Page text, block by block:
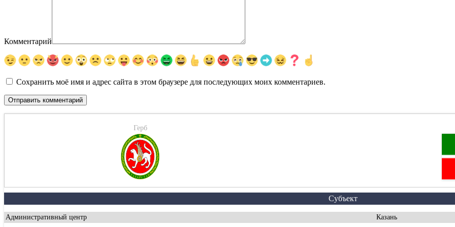
Комментарий
Сохранить моё имя и адрес сайта в этом браузере для последующих моих комментариев.
Герб
Субъект
Административный центр Казань